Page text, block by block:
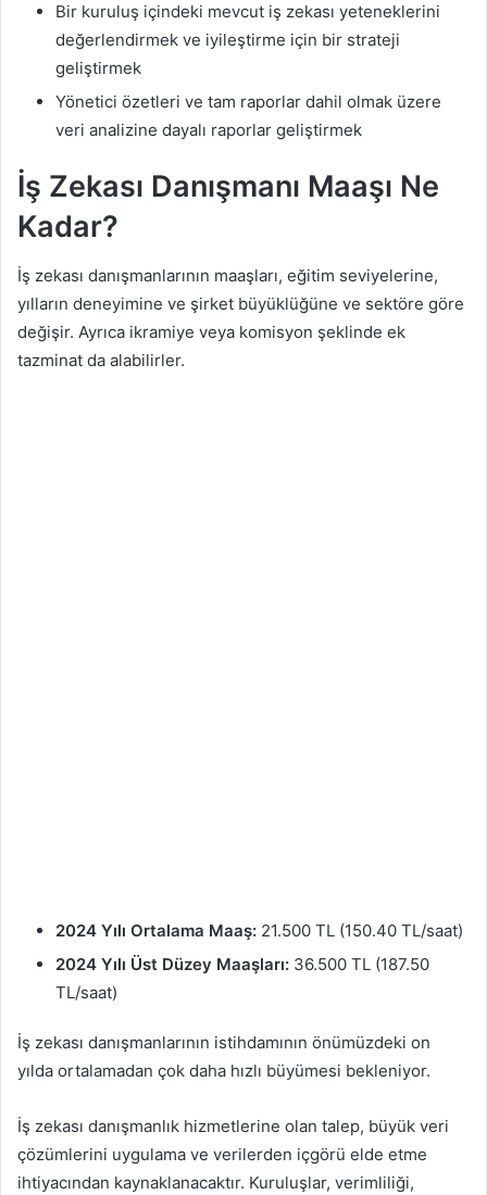
Bir kuruluş içindeki mevcut iş zekası yeteneklerini
değerlendirmek ve iyileştirme için bir strateji
geliştirmek
Yönetici özetleri ve tam raporlar dahil olmak üzere
veri analizine dayalı raporlar geliştirmek
İş Zekası Danışmanı Maaşı Ne
Kadar?
İş zekası danışmanlarının maaşları, eğitim seviyelerine,
yılların deneyimine ve şirket büyüklüğüne ve sektöre göre
değişir. Ayrıca ikramiye veya komisyon şeklinde ek
tazminat da alabilirler.
2024 Yılı Ortalama Maaş: 21.500 TL (150.40 TL/saat)
2024 Yılı Üst Düzey Maaşları: 36.500 TL (187.50
TL/saat)
İş zekası danışmanlarının istihdamının önümüzdeki on
yılda ortalamadan çok daha hızlı büyümesi bekleniyor.
İş zekası danışmanlık hizmetlerine olan talep, büyük veri
çözümlerini uygulama ve verilerden içgörü elde etme
ihtiyacından kaynaklanacaktır. Kuruluşlar, verimliliği,